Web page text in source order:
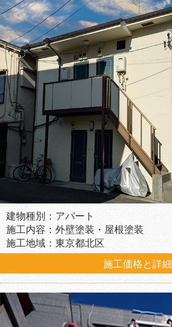
建物種別：アパート
施工内容：外壁塗装・屋根塗装
施工地域：東京都北区
施工価格と詳細